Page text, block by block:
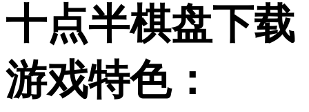
十点半棋盘下载
游戏特色：